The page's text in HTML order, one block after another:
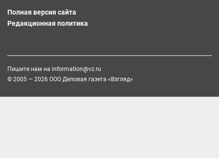
Полная версия сайта
Редакционная политика
Пишите нам на information@vz.ru
© 2005 — 2026 ООО Деловая газета «Взгляд»